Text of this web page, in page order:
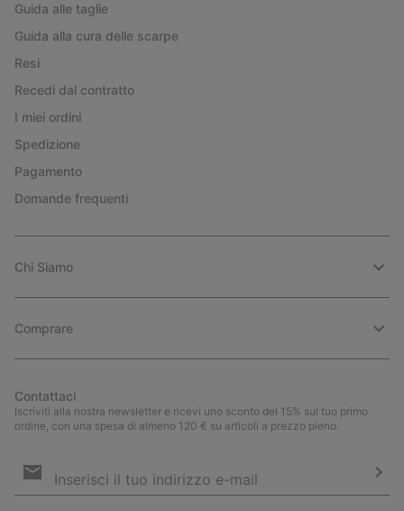
Guida alle taglie
Guida alla cura delle scarpe
Resi
Recedi dal contratto
I miei ordini
Spedizione
Pagamento
Domande frequenti
Chi Siamo
Comprare
Contattaci
Iscriviti alla nostra newsletter e ricevi uno sconto del 15% sul tuo primo
ordine, con una spesa di almeno 120 € su articoli a prezzo pieno.
e-